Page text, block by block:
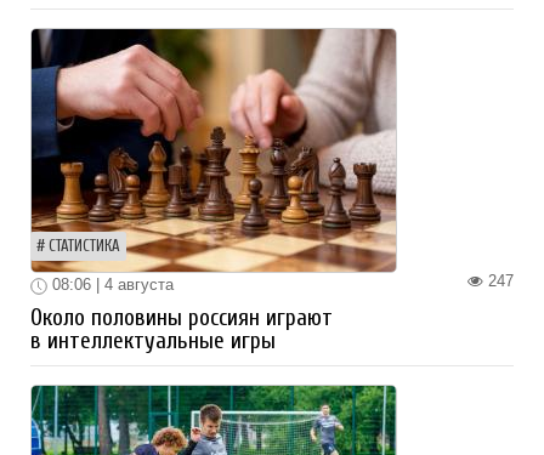
СТАТИСТИКА
247
08:06 | 4 августа
Около половины россиян играют
в интеллектуальные игры